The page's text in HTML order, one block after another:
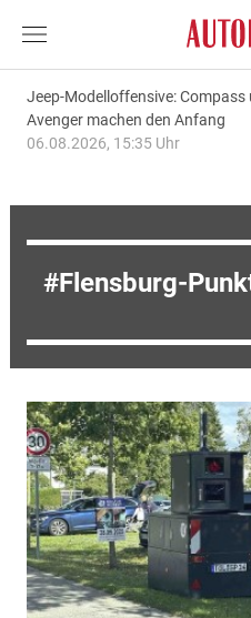
Jeep-Modelloffensive: Compass
Avenger machen den Anfang
06.08.2026, 15:35 Uhr
Flensburg-